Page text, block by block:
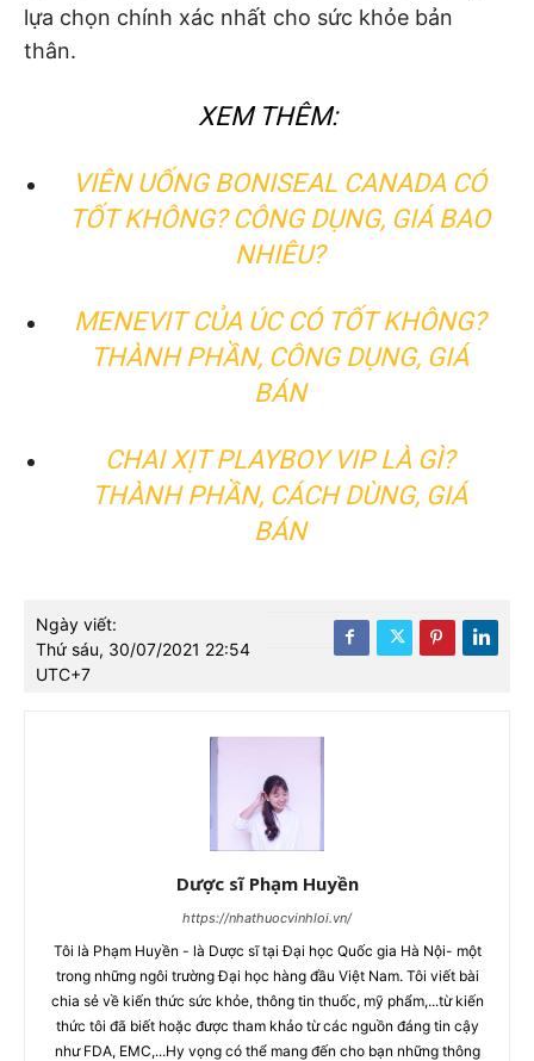
lựa chọn chính xác nhất cho sức khỏe bản
thân.
XEM THÊM:
VIÊN UỐNG BONISEAL CANADA CÓ
TỐT KHÔNG? CÔNG DỤNG, GIÁ BAO
NHIÊU?
MENEVIT CỦA ÚC CÓ TỐT KHÔNG?
THÀNH PHẦN, CÔNG DỤNG, GIÁ
BÁN
CHAI XỊT PLAYBOY VIP LÀ GÌ?
THÀNH PHẦN, CÁCH DÙNG, GIÁ
BÁN
Ngày viết:
Thứ sáu, 30/07/2021 22:54
UTC+7
Dược sĩ Phạm Huyền
https://nhathuocvinhloi.vn/
Tôi là Phạm Huyền - là Dược sĩ tại Đại học Quốc gia Hà Nội- một
trong những ngôi trường Đại học hàng đầu Việt Nam. Tôi viết bài
chia sẻ về kiến thức sức khỏe, thông tin thuốc, mỹ phẩm,...từ kiến
thức tôi đã biết hoặc được tham khảo từ các nguồn đáng tin cậy
như FDA, EMC,...Hy vọng có thể mang đến cho bạn những thông